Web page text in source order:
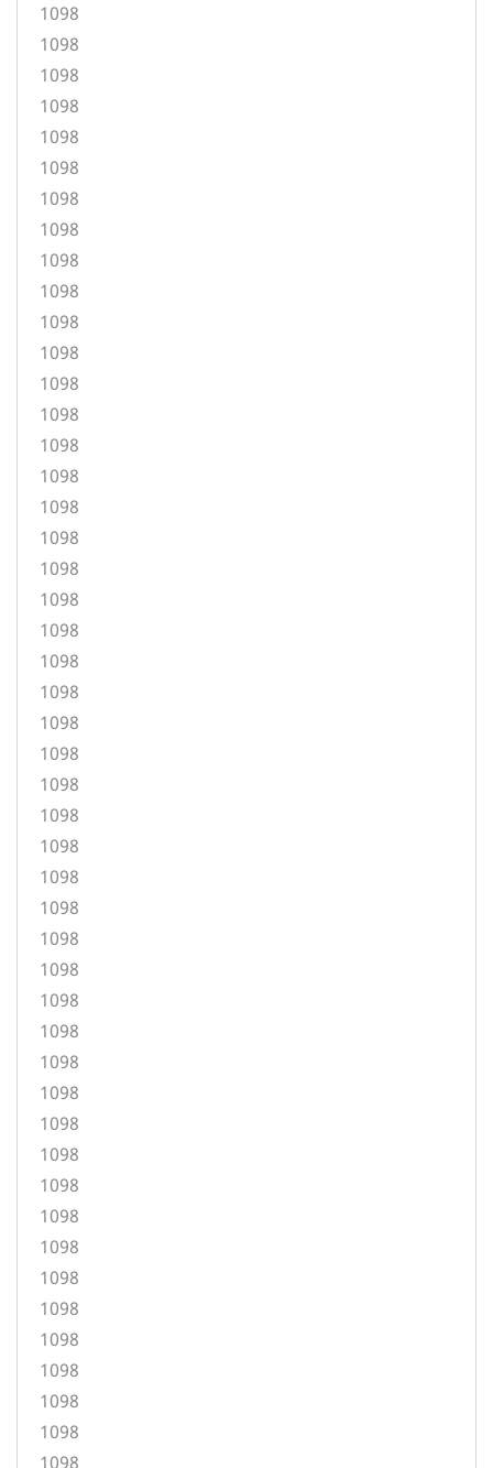
1098
1098
1098
1098
1098
1098
1098
1098
1098
1098
1098
1098
1098
1098
1098
1098
1098
1098
1098
1098
1098
1098
1098
1098
1098
1098
1098
1098
1098
1098
1098
1098
1098
1098
1098
1098
1098
1098
1098
1098
1098
1098
1098
1098
1098
1098
1098
1098